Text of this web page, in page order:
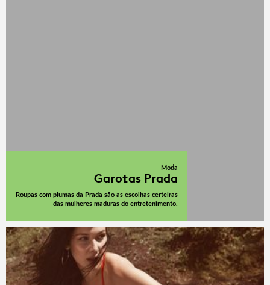
Moda
Garotas Prada
Roupas com plumas da Prada são as escolhas certeiras
das mulheres maduras do entretenimento.